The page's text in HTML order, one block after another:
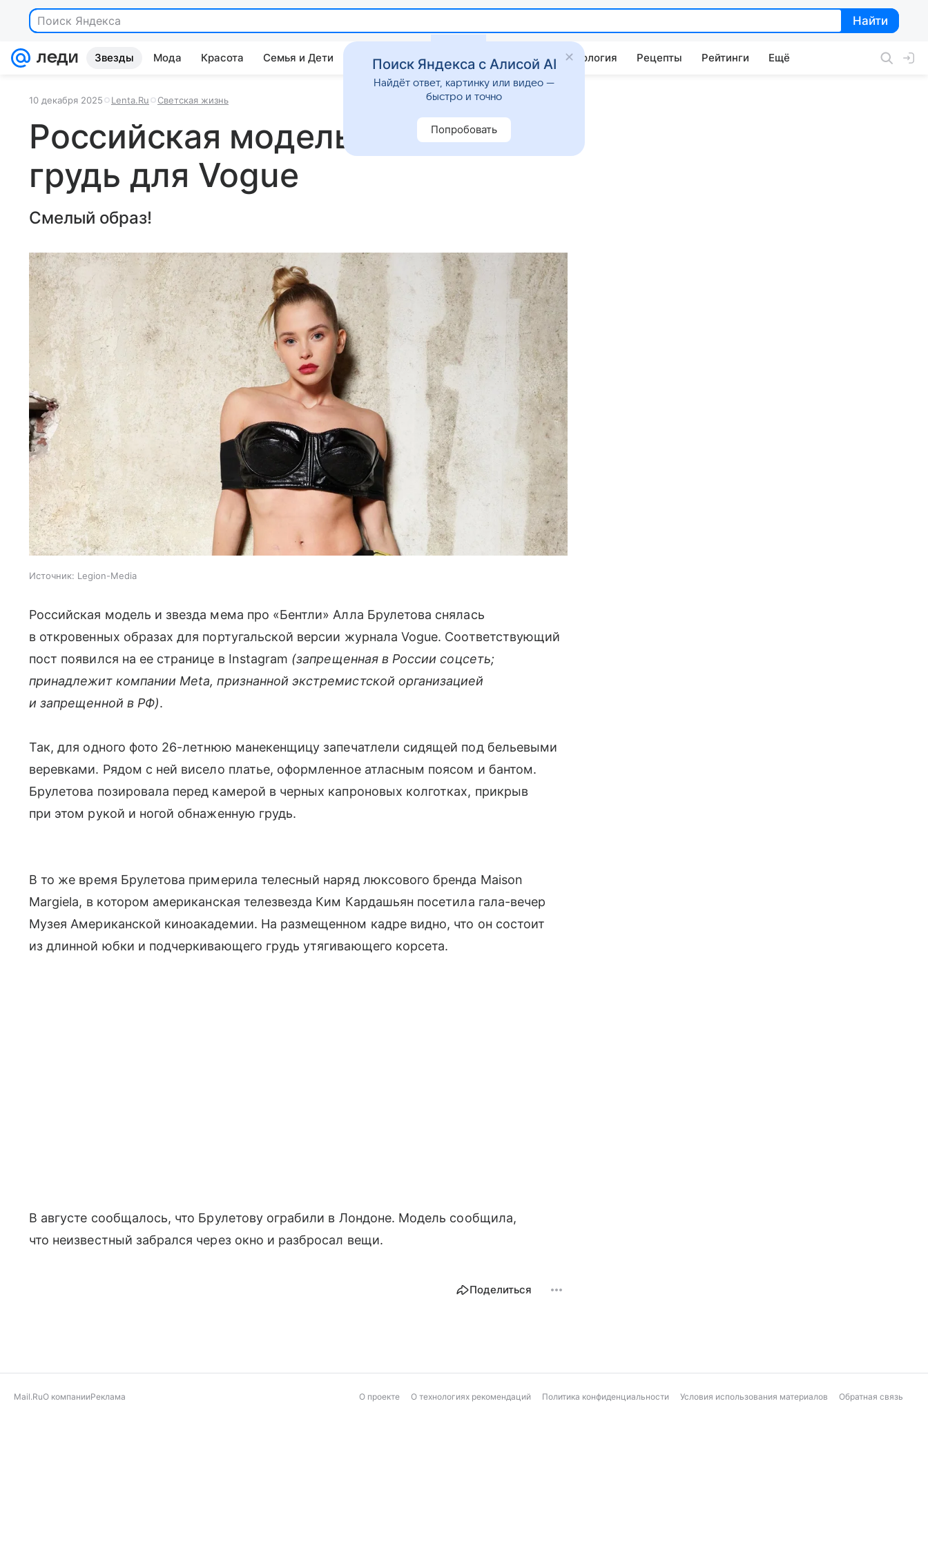
Найти
Найти
Звезды Мода Красота Семья и Дети Дом Гороскопы Стиль жизни Психология Рецепты Рейтинги Ещё
10 декабря 2025 Lenta.Ru Светская жизнь
Российская модель обнажила
грудь для Vogue
Смелый образ!
Источник: Legion-Media
Российская модель и звезда мема про «Бентли» Алла Брулетова снялась
в откровенных образах для португальской версии журнала Vogue. Соответствующий
пост появился на ее странице в Instagram (запрещенная в России соцсеть;
принадлежит компании Meta, признанной экстремистской организацией
и запрещенной в РФ).
Так, для одного фото 26-летнюю манекенщицу запечатлели сидящей под бельевыми
веревками. Рядом с ней висело платье, оформленное атласным поясом и бантом.
Брулетова позировала перед камерой в черных капроновых колготках, прикрыв
при этом рукой и ногой обнаженную грудь.
В то же время Брулетова примерила телесный наряд люксового бренда Maison
Margiela, в котором американская телезвезда Ким Кардашьян посетила гала-вечер
Музея Американской киноакадемии. На размещенном кадре видно, что он состоит
из длинной юбки и подчеркивающего грудь утягивающего корсета.
В августе сообщалось, что Брулетову ограбили в Лондоне. Модель сообщила,
что неизвестный забрался через окно и разбросал вещи.
Поделиться
Mail.RuО компанииРеклама О проекте О технологиях рекомендаций Политика конфиденциальности Условия использования материалов Обратная связь
Поиск Яндекса с Алисой AI
Найдёт ответ, картинку или видео —
быстро и точно
Попробовать